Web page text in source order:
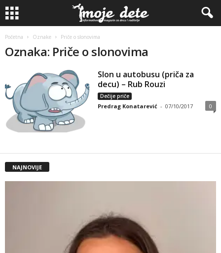
Početna Oznake Priče o slonovima
Oznaka: Priče o slonovima
Slon u autobusu (priča za
decu) – Rub Rouzi
Dečije priče
Predrag Konatarević - 07/10/2017 0
NAJNOVIJE